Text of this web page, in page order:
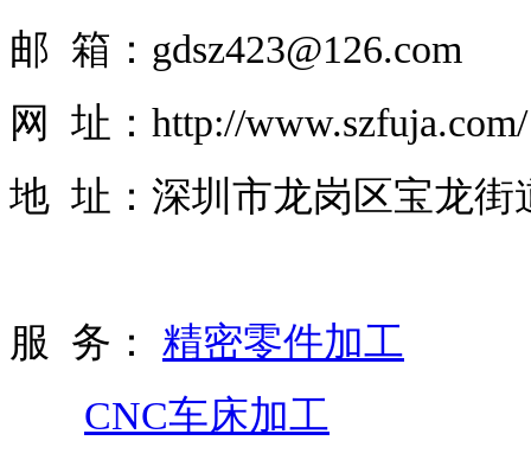
邮 箱：gdsz423@126.com
网 址：http://www.szfuja.com/
地 址：深圳市龙岗区宝龙街
服 务： 精密零件加工
CNC车床加工